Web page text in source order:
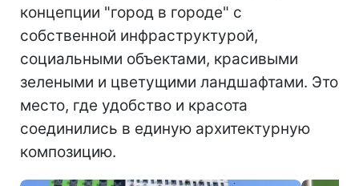
концепции "город в городе" с
собственной инфраструктурой,
социальными объектами, красивыми
зелеными и цветущими ландшафтами. Это
место, где удобство и красота
соединились в единую архитектурную
композицию.